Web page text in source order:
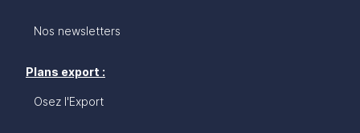
Nos newsletters
Plans export :
Osez l'Export